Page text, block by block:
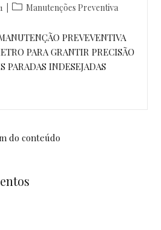
Categoria
post:
Manutenções Preventiva
PREVEVENTIVA
PARA GRANTIR PRECISÃO
PARADAS INDESEJADAS
do conteúdo